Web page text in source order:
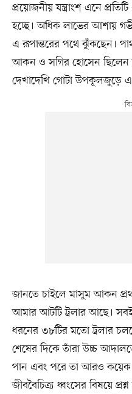
প্রয়োজনীয় যন্ত্রাংশ এনে
হচ্ছে। অধিক লাভের আশায়
এ রূপান্তরের পথে ঝুঁকছেন।
আকন ও সগির হোসেন ছিলেন
দেখাদেখি গোটা উপকূলজুড়ে এ
জানতে চাইলে মাসুম আকন
আমার আটটি ট্রলার আছে।
ধরনের ৩৮টির মতো ট্রলার
শেষের দিকে তাঁরা উচ্চ
পান এবং পরে তা আরও কয়েক
জীববৈচিত্র্য ধ্বংসের বিষয়ে